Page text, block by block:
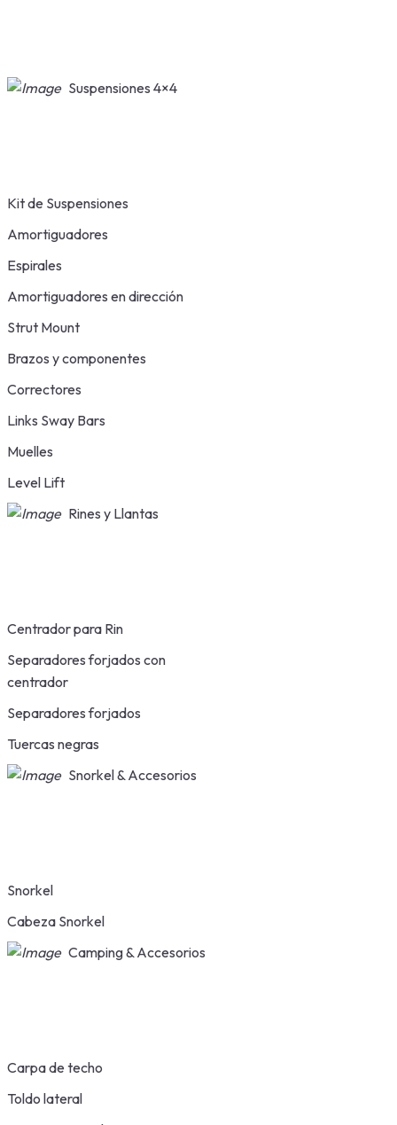
Suspensiones 4×4
Kit de Suspensiones
Amortiguadores
Espirales
Amortiguadores en dirección
Strut Mount
Brazos y componentes
Correctores
Links Sway Bars
Muelles
Level Lift
Rines y Llantas
Centrador para Rin
Separadores forjados con
centrador
Separadores forjados
Tuercas negras
Snorkel & Accesorios
Snorkel
Cabeza Snorkel
Camping & Accesorios
Carpa de techo
Toldo lateral